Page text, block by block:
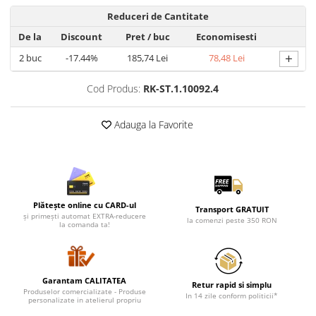
Lenjerii de pat pentru copii
Fashion
Pijamale de CRACIUN
Halate si pijamale Family
Seturi elegante femei
Pijamale de copii
Pijamale BIG SIZE femei
Cadouri ocazii speciale
Tricouri de craciun
Reduceri de Cantitate
De la
Discount Pret/ buc
Economisesti
2buc -17.44% 185,74 Lei 78,48 Lei +
Cod Produs: RK-ST.1.10092.4
Adauga la Favorite
Plătește online cu CARD-ul
și primești automat EXTRA-reducere
la comanda ta!
Transport GRATUIT
la comenzi peste 350 RON
Garantam CALITATEA
Produselor comercializate - Produse
personalizate in atelierul propriu
Retur rapid si simplu
In 14 zile conform politicii*